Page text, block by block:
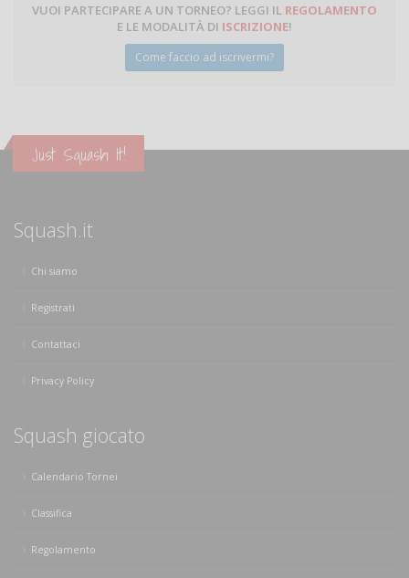
VUOI PARTECIPARE A UN TORNEO? LEGGI IL REGOLAMENTO
E LE MODALITÀ DI ISCRIZIONE!
Come faccio ad iscrivermi?
Just Squash It!
Squash.it
Chi siamo
Registrati
Contattaci
Privacy Policy
Squash giocato
Calendario Tornei
Classifica
Regolamento